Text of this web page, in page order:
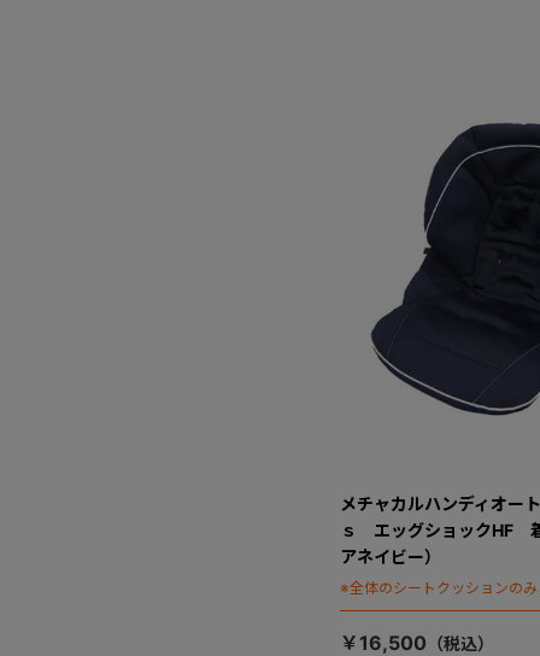
メチャカルハンディオー
ｓ エッグショックHF
アネイビー）
※全体のシートクッションの
￥16,500